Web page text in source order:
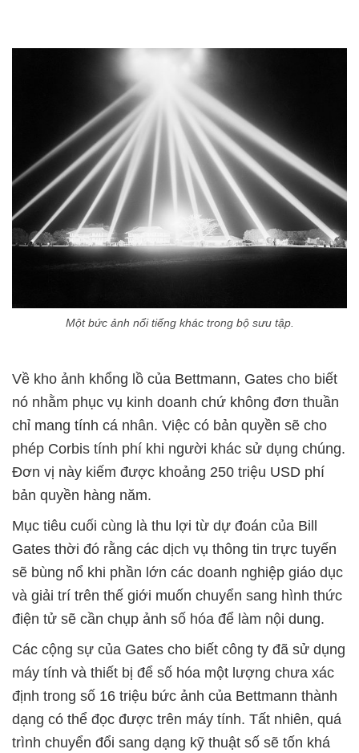
Một bức ảnh nổi tiếng khác trong bộ sưu tập.
Về kho ảnh khổng lồ của Bettmann, Gates cho biết
nó nhằm phục vụ kinh doanh chứ không đơn thuần
chỉ mang tính cá nhân. Việc có bản quyền sẽ cho
phép Corbis tính phí khi người khác sử dụng chúng.
Đơn vị này kiếm được khoảng 250 triệu USD phí
bản quyền hàng năm.
Mục tiêu cuối cùng là thu lợi từ dự đoán của Bill
Gates thời đó rằng các dịch vụ thông tin trực tuyến
sẽ bùng nổ khi phần lớn các doanh nghiệp giáo dục
và giải trí trên thế giới muốn chuyển sang hình thức
điện tử sẽ cần chụp ảnh số hóa để làm nội dung.
Các cộng sự của Gates cho biết công ty đã sử dụng
máy tính và thiết bị để số hóa một lượng chưa xác
định trong số 16 triệu bức ảnh của Bettmann thành
dạng có thể đọc được trên máy tính. Tất nhiên, quá
trình chuyển đổi sang dạng kỹ thuật số sẽ tốn khá